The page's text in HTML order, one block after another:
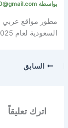
بواسطة
مطور مواقع عربي
السعودية لعام 2025
السابق
اترك تعليقاً